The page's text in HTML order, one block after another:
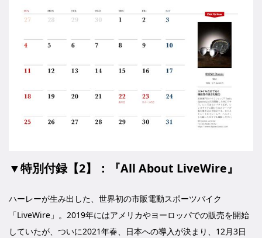
▼特別付録【2】：『All About LiveWire』
ハーレーが生み出した、世界初の市販電動スポーツバイク
「LiveWire」。2019年にはアメリカやヨーロッパでの販売を開始
していたが、ついに2021年春、日本への導入が決まり、12月3日